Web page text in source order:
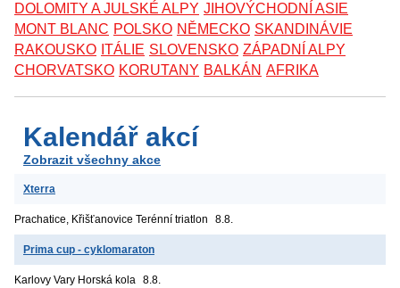
DOLOMITY A JULSKÉ ALPY JIHOVÝCHODNÍ ASIE
MONT BLANC POLSKO NĚMECKO SKANDINÁVIE
RAKOUSKO ITÁLIE SLOVENSKO ZÁPADNÍ ALPY
CHORVATSKO KORUTANY BALKÁN AFRIKA
Kalendář akcí
Zobrazit všechny akce
Xterra
Prachatice, Křišťanovice Terénní triatlon 8.8.
Prima cup - cyklomaraton
Karlovy Vary Horská kola 8.8.